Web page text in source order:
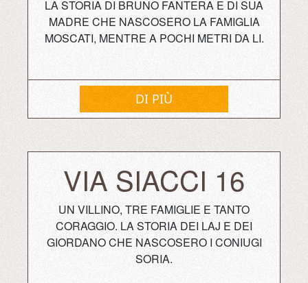
LA STORIA DI BRUNO FANTERA E DI SUA
MADRE CHE NASCOSERO LA FAMIGLIA
MOSCATI, MENTRE A POCHI METRI DA LI.
DI PIÙ
VIA SIACCI 16
UN VILLINO, TRE FAMIGLIE E TANTO
CORAGGIO. LA STORIA DEI LAJ E DEI
GIORDANO CHE NASCOSERO I CONIUGI
SORIA.